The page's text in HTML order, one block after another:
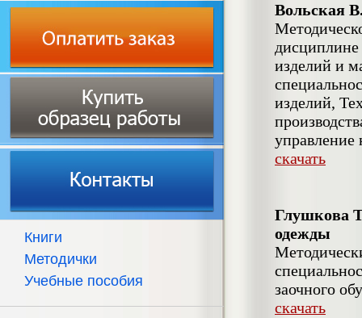
Книги
Методички
Учебные пособия
Вольская
дисциплине
изделий и
изделий,
управление
скачать
Глушкова
одежды
заочного
скачать